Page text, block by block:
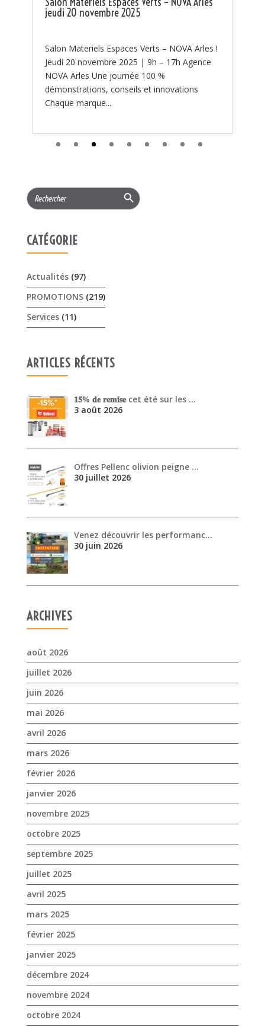
bonne préparation. 🔥 Chaque été, les...
Search Search Button
CATÉGORIE
PROMOTIONS
𝟏𝟓% 𝐝𝐞 𝐫𝐞𝐦𝐢𝐬𝐞 cet été sur les …
3 août 2026
Offres Pellenc olivion peigne …
30 juin 2026
ARCHIVES
août 2026
juillet 2026
mai 2026
mars 2026
février 2026
janvier 2026
novembre 2025
octobre 2025
septembre 2025
juillet 2025
avril 2025
mars 2025
février 2025
janvier 2025
décembre 2024
novembre 2024
octobre 2024
septembre 2024
août 2024
juin 2024
mai 2024
avril 2024